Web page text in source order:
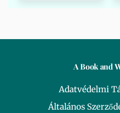
A Book and
Adatvédelmi
Általános